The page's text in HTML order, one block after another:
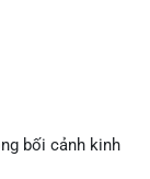
bối cảnh kinh